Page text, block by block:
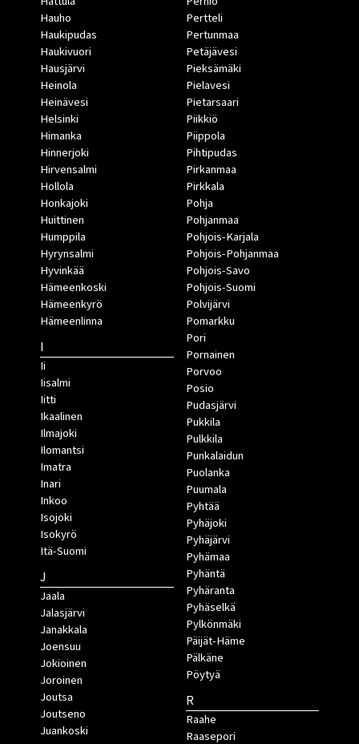
Hauho
Haukipudas
Haukivuori
Hausjärvi
Heinola
Heinävesi
Helsinki
Himanka
Hinnerjoki
Hirvensalmi
Hollola
Honkajoki
Huittinen
Humppila
Hyrynsalmi
Hyvinkää
Hämeenkoski
Hämeenkyrö
Hämeenlinna
I
Ii
Iisalmi
Iitti
Ikaalinen
Ilmajoki
Ilomantsi
Imatra
Inari
Inkoo
Isojoki
Isokyrö
Itä-Suomi
J
Jaala
Jalasjärvi
Janakkala
Joensuu
Jokioinen
Joroinen
Joutsa
Joutseno
Juankoski
Pertteli
Pertunmaa
Petäjävesi
Pieksämäki
Pielavesi
Pietarsaari
Piikkiö
Piippola
Pihtipudas
Pirkanmaa
Pirkkala
Pohja
Pohjanmaa
Pohjois-Karjala
Pohjois-Pohjanmaa
Pohjois-Savo
Pohjois-Suomi
Polvijärvi
Pomarkku
Pori
Pornainen
Porvoo
Posio
Pudasjärvi
Pukkila
Pulkkila
Punkalaidun
Puolanka
Puumala
Pyhtää
Pyhäjoki
Pyhäjärvi
Pyhämaa
Pyhäntä
Pyhäranta
Pyhäselkä
Pylkönmäki
Päijät-Häme
Pälkäne
Pöytyä
R
Raahe
Raasepori